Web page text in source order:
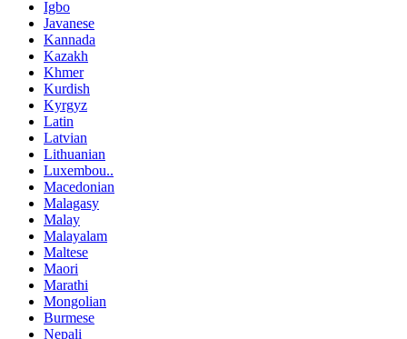
Igbo
Javanese
Kannada
Kazakh
Khmer
Kurdish
Kyrgyz
Latin
Latvian
Lithuanian
Luxembou..
Macedonian
Malagasy
Malay
Malayalam
Maltese
Maori
Marathi
Mongolian
Burmese
Nepali